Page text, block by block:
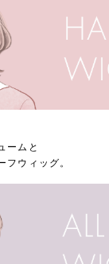
ームと
フウィッグ。